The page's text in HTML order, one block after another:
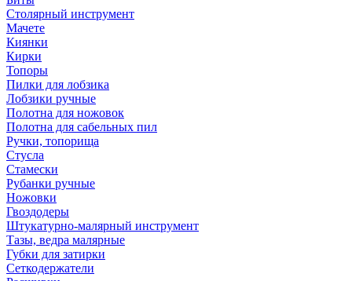
Столярный инструмент
Мачете
Киянки
Кирки
Топоры
Пилки для лобзика
Лобзики ручные
Полотна для ножовок
Полотна для сабельных пил
Ручки, топорища
Стусла
Стамески
Рубанки ручные
Ножовки
Гвоздодеры
Штукатурно-малярный инструмент
Тазы, ведра малярные
Губки для затирки
Сеткодержатели